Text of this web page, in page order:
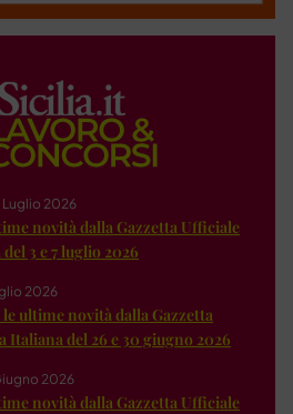
2026
novità dalla Gazzetta Ufficiale
3 e 7 luglio 2026
2026
ultime novità dalla Gazzetta
Italiana del 26 e 30 giugno 2026
2026
novità dalla Gazzetta Ufficiale